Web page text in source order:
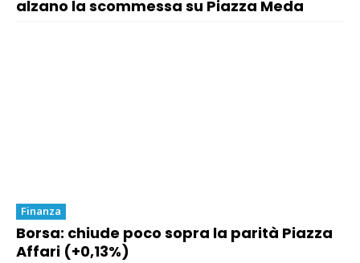
alzano la scommessa su Piazza Meda
Finanza
Borsa: chiude poco sopra la parità Piazza
Affari (+0,13%)